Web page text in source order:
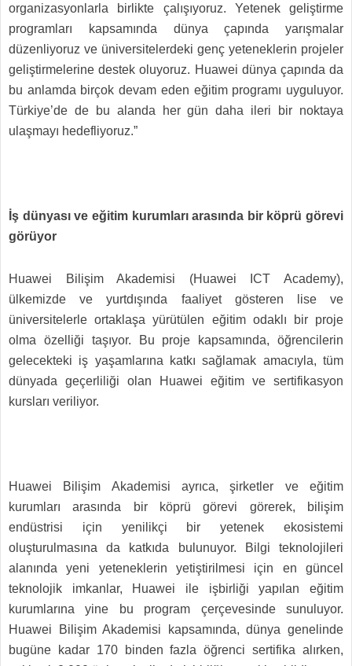
organizasyonlarla birlikte çalışıyoruz. Yetenek geliştirme
programları kapsamında dünya çapında yarışmalar
düzenliyoruz ve üniversitelerdeki genç yeteneklerin projeler
geliştirmelerine destek oluyoruz. Huawei dünya çapında da
bu anlamda birçok devam eden eğitim programı uyguluyor.
Türkiye’de de bu alanda her gün daha ileri bir noktaya
ulaşmayı hedefliyoruz.”
İş dünyası ve eğitim kurumları arasında bir köprü görevi
görüyor
Huawei Bilişim Akademisi (Huawei ICT Academy),
ülkemizde ve yurtdışında faaliyet gösteren lise ve
üniversitelerle ortaklaşa yürütülen eğitim odaklı bir proje
olma özelliği taşıyor. Bu proje kapsamında, öğrencilerin
gelecekteki iş yaşamlarına katkı sağlamak amacıyla, tüm
dünyada geçerliliği olan Huawei eğitim ve sertifikasyon
kursları veriliyor.
Huawei Bilişim Akademisi ayrıca, şirketler ve eğitim
kurumları arasında bir köprü görevi görerek, bilişim
endüstrisi için yenilikçi bir yetenek ekosistemi
oluşturulmasına da katkıda bulunuyor. Bilgi teknolojileri
alanında yeni yeteneklerin yetiştirilmesi için en güncel
teknolojik imkanlar, Huawei ile işbirliği yapılan eğitim
kurumlarına yine bu program çerçevesinde sunuluyor.
Huawei Bilişim Akademisi kapsamında, dünya genelinde
bugüne kadar 170 binden fazla öğrenci sertifika alırken,